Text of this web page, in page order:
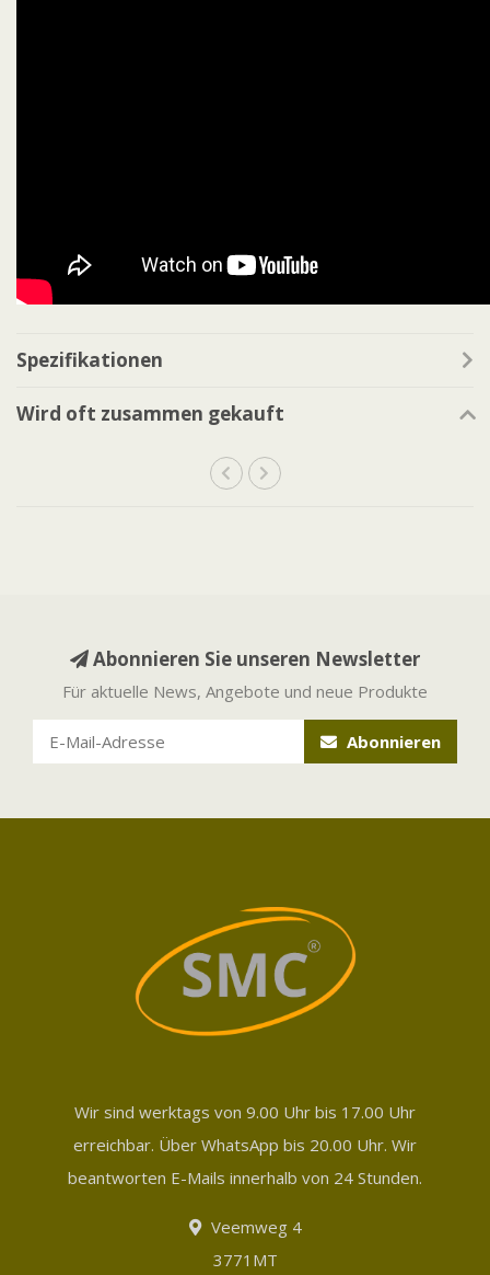
Spezifikationen
Wird oft zusammen gekauft
Abonnieren Sie unseren Newsletter
Für aktuelle News, Angebote und neue Produkte
Abonnieren
Wir sind werktags von 9.00 Uhr bis 17.00 Uhr
erreichbar. Über WhatsApp bis 20.00 Uhr. Wir
beantworten E-Mails innerhalb von 24 Stunden.
Veemweg 4
3771MT